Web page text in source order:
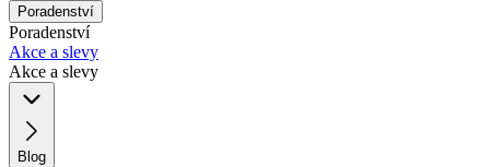
Poradenství
Poradenství
Akce a slevy
Akce a slevy
Blog